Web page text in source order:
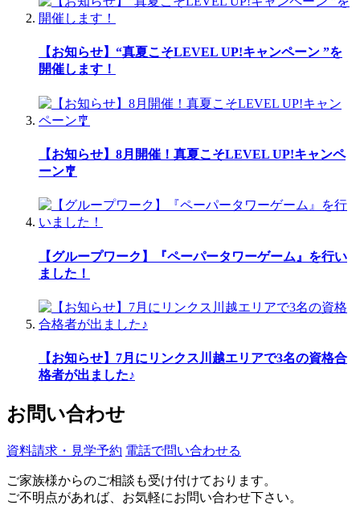
【お知らせ】“真夏こそLEVEL UP!キャンペーン ”を
開催します！
【お知らせ】8月開催！真夏こそLEVEL UP!キャンペ
ーン🎐
【グループワーク】『ペーパータワーゲーム』を行い
ました！
【お知らせ】7月にリンクス川越エリアで3名の資格合
格者が出ました♪
お問い合わせ
資料請求・見学予約 電話で問い合わせる
ご家族様からのご相談も受け付けております。
ご不明点があれば、お気軽にお問い合わせ下さい。